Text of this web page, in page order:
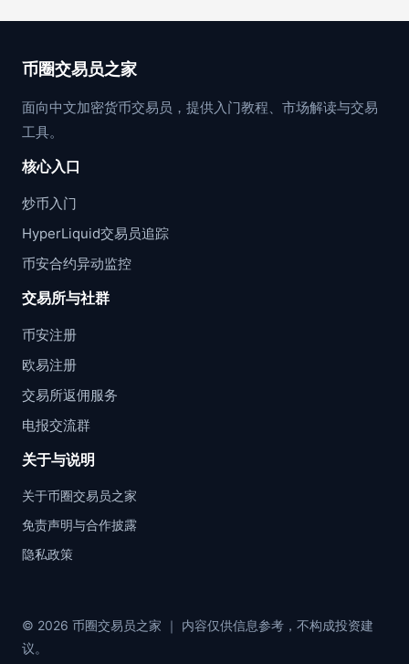
币圈交易员之家
面向中文加密货币交易员，提供入门教程、市场解读与交易
工具。
核心入口
炒币入门
HyperLiquid交易员追踪
币安合约异动监控
交易所与社群
币安注册
欧易注册
交易所返佣服务
电报交流群
关于与说明
关于币圈交易员之家
免责声明与合作披露
隐私政策
© 2026 币圈交易员之家 ｜ 内容仅供信息参考，不构成投资建
议。